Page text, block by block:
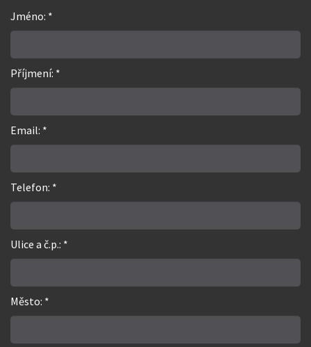
Jméno: *
Příjmení: *
Email: *
Telefon: *
Ulice a č.p.: *
Město: *